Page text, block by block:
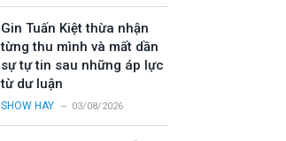
Gin Tuấn Kiệt thừa nhận
từng thu mình và mất dần
sự tự tin sau những áp lực
từ dư luận
SHOW HAY 03/08/2026